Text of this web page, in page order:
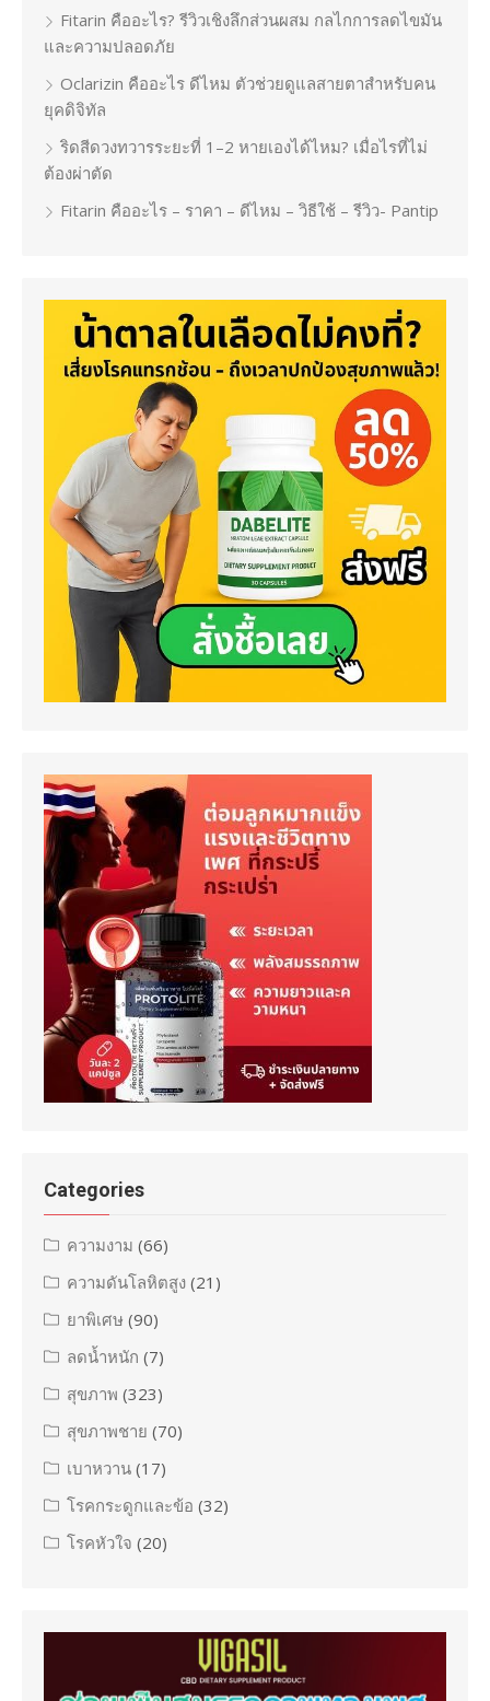
Fitarin คืออะไร? รีวิวเชิงลึกส่วนผสม กลไกการลดไขมัน
และความปลอดภัย
Oclarizin คืออะไร ดีไหม ตัวช่วยดูแลสายตาสำหรับคน
ยุคดิจิทัล
ริดสีดวงทวารระยะที่ 1–2 หายเองได้ไหม? เมื่อไรที่ไม่
ต้องผ่าตัด
Fitarin คืออะไร – ราคา – ดีไหม – วิธีใช้ – รีวิว- Pantip
Categories
ความงาม (66)
ความดันโลหิตสูง (21)
ยาพิเศษ (90)
ลดน้ำหนัก (7)
สุขภาพ (323)
สุขภาพชาย (70)
เบาหวาน (17)
โรคกระดูกและข้อ (32)
โรคหัวใจ (20)